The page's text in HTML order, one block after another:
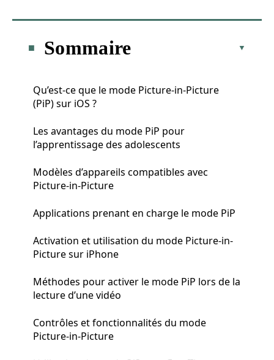
Sommaire
Qu’est-ce que le mode Picture-in-Picture
(PiP) sur iOS ?
Les avantages du mode PiP pour
l’apprentissage des adolescents
Modèles d’appareils compatibles avec
Picture-in-Picture
Applications prenant en charge le mode PiP
Activation et utilisation du mode Picture-in-
Picture sur iPhone
Méthodes pour activer le mode PiP lors de la
lecture d’une vidéo
Contrôles et fonctionnalités du mode
Picture-in-Picture